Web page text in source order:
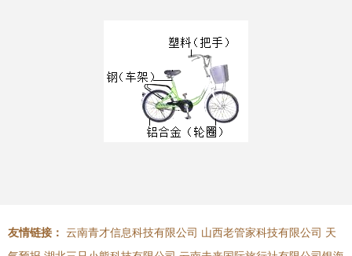
友情链接： 云南青才信息科技有限公司 山西老管家科技有限公司 天